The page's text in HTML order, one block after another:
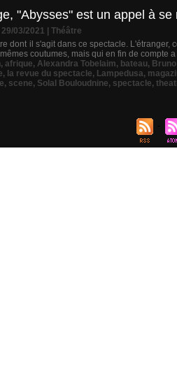
"Abysses" est un appel à se
03/2021
Théâtre
dont il s'agit dans ce spectacle.
coutumes, mais qui en fin de compte
, afrique, Alexandra Tobelaim, bateau,
, la revue du spectacle, Lampedusa,
, scene, Solal Bouloudnine, spectacle,